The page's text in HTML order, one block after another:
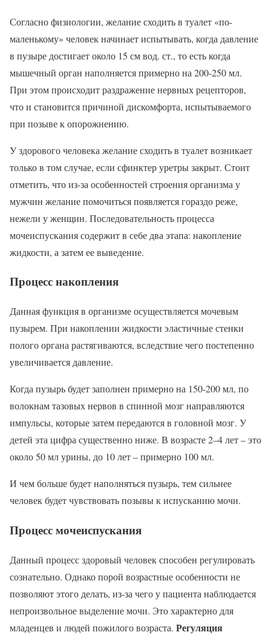
Согласно физиологии, желание сходить в туалет «по-
маленькому» человек начинает испытывать, когда давление
в пузыре достигает около 15 см вод. ст., то есть когда
мышечный орган наполняется примерно на 200-250 мл.
При этом происходит раздражение нервных рецепторов,
что и становится причиной дискомфорта, испытываемого
при позыве к опорожнению.
У здорового человека желание сходить в туалет возникает
только в том случае, если сфинктер уретры закрыт. Стоит
отметить, что из-за особенностей строения организма у
мужчин желание помочиться появляется гораздо реже,
нежели у женщин. Последовательность процесса
мочеиспускания содержит в себе два этапа: накопление
жидкости, а затем ее выведение.
Процесс накопления
Данная функция в организме осуществляется мочевым
пузырем. При накоплении жидкости эластичные стенки
полого органа растягиваются, вследствие чего постепенно
увеличивается давление.
Когда пузырь будет заполнен примерно на 150-200 мл, по
волокнам тазовых нервов в спинной мозг направляются
импульсы, которые затем передаются в головной мозг. У
детей эта цифра существенно ниже. В возрасте 2–4 лет – это
около 50 мл урины, до 10 лет – примерно 100 мл.
И чем больше будет наполняться пузырь, тем сильнее
человек будет чувствовать позывы к испусканию мочи.
Процесс мочеиспускания
Данный процесс здоровый человек способен регулировать
сознательно. Однако порой возрастные особенности не
позволяют этого делать, из-за чего у пациента наблюдается
непроизвольное выделение мочи. Это характерно для
младенцев и людей пожилого возраста. Регуляция